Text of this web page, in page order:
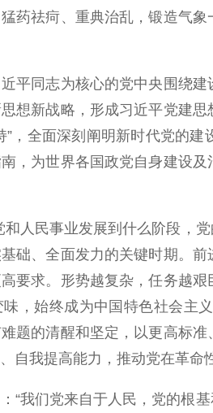
药祛疴、重典治乱，锻造气
同志为核心的党中央围绕建
想新战略，形成习近平党建
”，全面深刻阐明新时代党的
，为世界各国政党自身建设
民事业发展到什么阶段，党
础、全面发力的关键时期。
要求。形势越复杂，任务越
，始终成为中国特色社会主
题的清醒和坚定，以更高标
自我提高能力，推动党在革命
们党来自于人民，党的根基